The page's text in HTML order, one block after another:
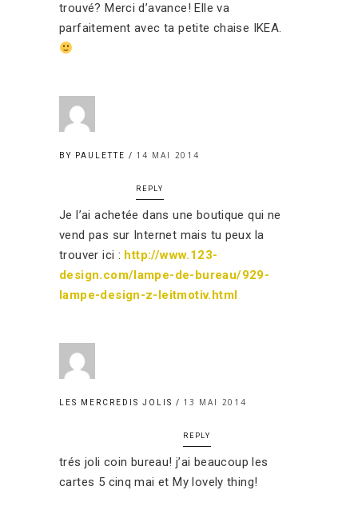
trouvé? Merci d’avance! Elle va
parfaitement avec ta petite chaise IKEA.
BY PAULETTE 14 MAI 2014
REPLY
Je l’ai achetée dans une boutique qui ne
vend pas sur Internet mais tu peux la
trouver ici : http://www.123-
design.com/lampe-de-bureau/929-
lampe-design-z-leitmotiv.html
LES MERCREDIS JOLIS 13 MAI 2014
REPLY
trés joli coin bureau! j’ai beaucoup les
cartes 5 cinq mai et My lovely thing!